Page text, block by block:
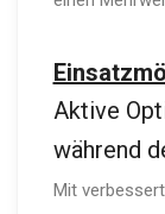
Aktive
während
Mit